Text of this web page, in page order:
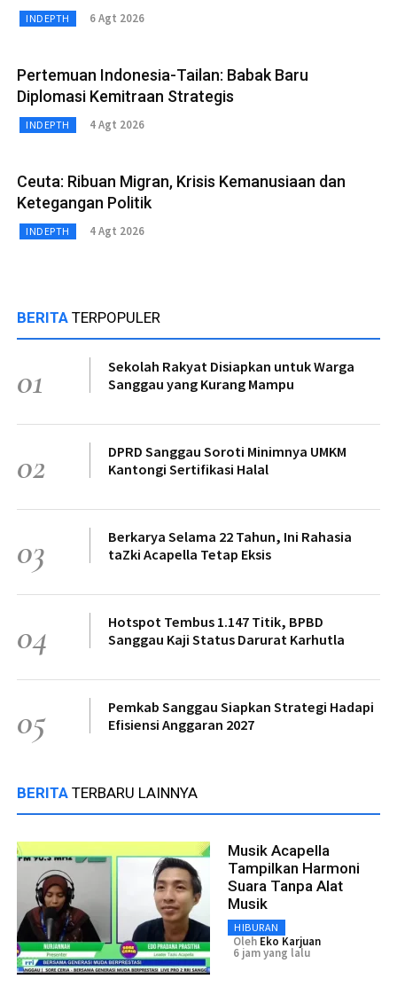
INDEPTH 6 Agt 2026
Pertemuan Indonesia-Tailan: Babak Baru
Diplomasi Kemitraan Strategis
INDEPTH 4 Agt 2026
Ceuta: Ribuan Migran, Krisis Kemanusiaan dan
Ketegangan Politik
INDEPTH 4 Agt 2026
BERITA TERPOPULER
01
Sekolah Rakyat Disiapkan untuk Warga
Sanggau yang Kurang Mampu
02
DPRD Sanggau Soroti Minimnya UMKM
Kantongi Sertifikasi Halal
03
Berkarya Selama 22 Tahun, Ini Rahasia
taZki Acapella Tetap Eksis
04
Hotspot Tembus 1.147 Titik, BPBD
Sanggau Kaji Status Darurat Karhutla
05
Pemkab Sanggau Siapkan Strategi Hadapi
Efisiensi Anggaran 2027
BERITA TERBARU LAINNYA
Musik Acapella
Tampilkan Harmoni
Suara Tanpa Alat
Musik
HIBURAN
Oleh Eko Karjuan
6 jam yang lalu